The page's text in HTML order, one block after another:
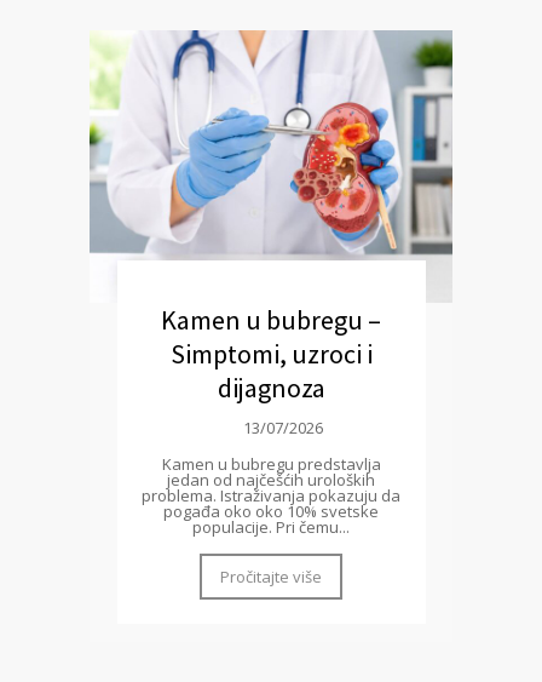
Kamen u bubregu –
Simptomi, uzroci i
dijagnoza
13/07/2026
Kamen u bubregu predstavlja
jedan od najčešćih uroloških
problema. Istraživanja pokazuju da
pogađa oko oko 10% svetske
populacije. Pri čemu...
Pročitajte više